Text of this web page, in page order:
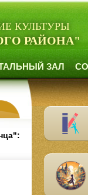
КУЛЬТУРЫ
РАЙОНА"
ЗАЛ